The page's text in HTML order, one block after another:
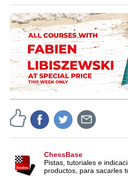
ChessBase
Pistas, tutoriales e
productos, para sacarles